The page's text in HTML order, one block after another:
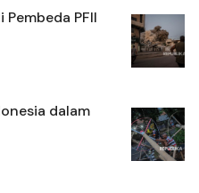
Pembeda PFII
dalam